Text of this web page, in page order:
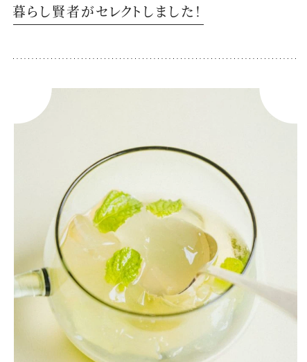
暮らし賢者がセレクトしました！